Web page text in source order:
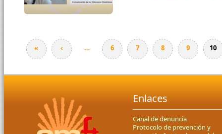
Páginas
« ‹ … 6 7 8 9 10
Enlaces
Canal de denuncia
Protocolo de prevención y